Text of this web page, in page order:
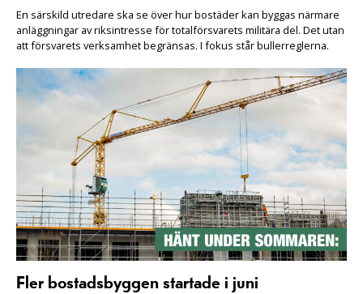
En särskild utredare ska se över hur bostäder kan byggas närmare
anläggningar av riksintresse för totalförsvarets militära del. Det utan
att försvarets verksamhet begränsas. I fokus står bullerreglerna.
Fler bostadsbyggen startade i juni